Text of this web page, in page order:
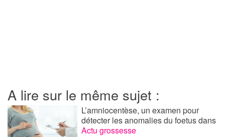
A lire sur le même sujet :
L’amniocentèse, un examen pour
détecter les anomalies du foetusdans
Actu grossesse